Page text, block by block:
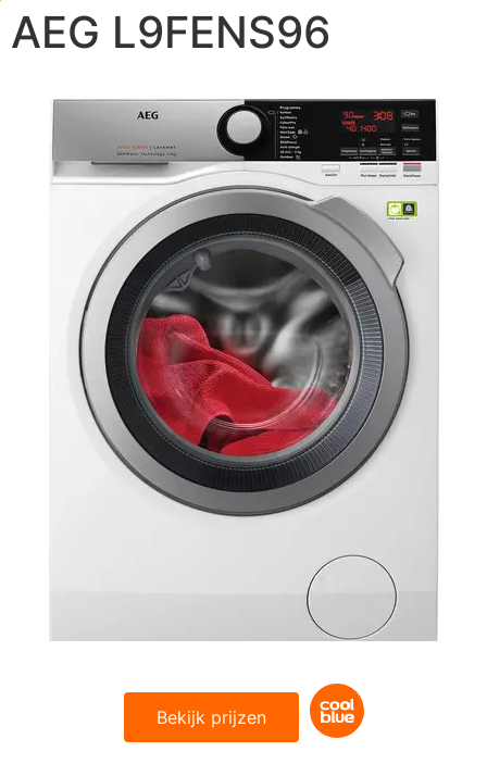
9.3/10
AEG L9FENS96
AEG L9FENS96
Bekijk prijzen